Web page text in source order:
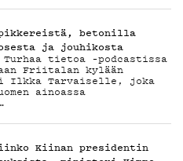
betonilla
ja jouhikosta
Turhaa tietoa –podcastissa
Friitalan kylään
Ilkka Tarvaiselle, joka
ainoassa
Kiinan presidentin